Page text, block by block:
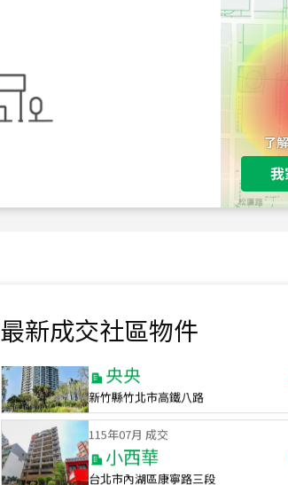
最新成交社區物件
新竹市新竹市慈祥路
115年07月 成交
新竹縣竹北市高鐵八路
115年07月 成交
小西華
台北市內湖區康寧路三段